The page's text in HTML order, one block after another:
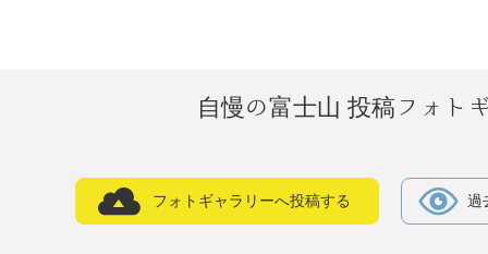
自慢の富士山 投稿フォト
フォトギャラリーへ投稿する 過